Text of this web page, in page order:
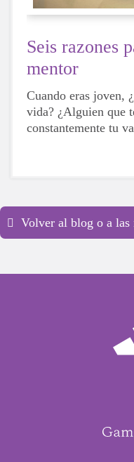
Seis razones
mentor
Cuando eras joven,
vida? ¿Alguien que
constantemente tu
escucharte? Si tu
enseñó tu mentor.
Volver al blog o a las